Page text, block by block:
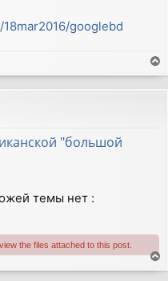
googlebd
o
p
"большой
темы нет :
the files attached to this post.
o